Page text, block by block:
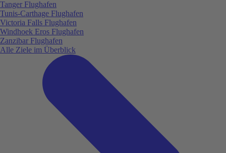
Tanger Flughafen
Tunis-Carthage Flughafen
Victoria Falls Flughafen
Windhoek Eros Flughafen
Zanzibar Flughafen
Alle Ziele im Überblick